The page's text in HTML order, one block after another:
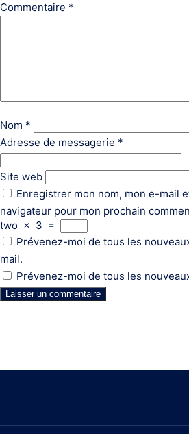
Commentaire *
Nom *
Adresse de messagerie *
Site web
Enregistrer mon nom, mon e-mail
navigateur pour mon prochain
two × 3 =
Prévenez-moi de tous les
mail.
Prévenez-moi de tous les